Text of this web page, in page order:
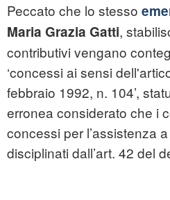
Peccato che lo stesso
Maria Grazia Gatti,
contributivi vengano
‘concessi ai sensi
febbraio 1992, n. 104’,
erronea considerato che i
concessi per l’assistenza
disciplinati dall’art. 42 del